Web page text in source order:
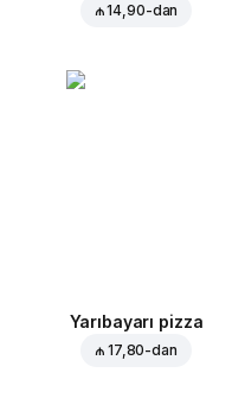
₼ 14,90-dan
Yarıbayarı pizza
₼ 17,80-dan